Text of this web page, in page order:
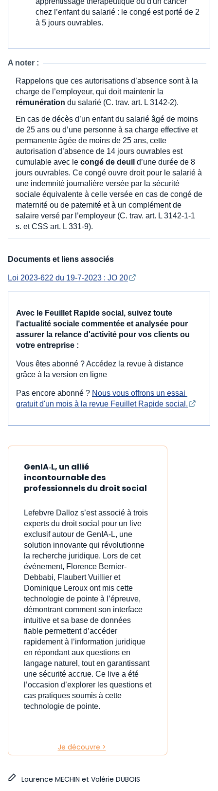
chez l’enfant du salarié : le congé est porté de 2
à 5 jours ouvrables.
A noter :
Rappelons que ces autorisations d’absence sont à la
charge de l’employeur, qui doit maintenir la
rémunération du salarié (C. trav. art. L 3142-2).
En cas de décès d’un enfant du salarié âgé de moins
de 25 ans ou d’une personne à sa charge effective et
permanente âgée de moins de 25 ans, cette
autorisation d’absence de 14 jours ouvrables est
cumulable avec le congé de deuil d’une durée de 8
jours ouvrables. Ce congé ouvre droit pour le salarié à
une indemnité journalière versée par la sécurité
sociale équivalente à celle versée en cas de congé de
maternité ou de paternité et à un complément de
salaire versé par l’employeur (C. trav. art. L 3142-1-1
s. et CSS art. L 331-9).
Documents et liens associés
Loi 2023-622 du 19-7-2023 : JO 20
Avec le Feuillet Rapide social, suivez toute
l'actualité sociale commentée et analysée pour
assurer la relance d'activité pour vos clients ou
votre entreprise :
Vous êtes abonné ? Accédez la revue à distance
grâce à la version en ligne
Pas encore abonné ? Nous vous offrons un essai
gratuit d'un mois à la revue Feuillet Rapide social.
GenIA‑L, un allié
incontournable des
professionnels du droit social
Lefebvre Dalloz s’est associé à trois
experts du droit social pour un live
exclusif autour de GenIA‑L, une
solution innovante qui révolutionne
la recherche juridique. Lors de cet
événement, Florence Bernier-
Debbabi, Flaubert Vuillier et
Dominique Leroux ont mis cette
technologie de pointe à l’épreuve,
démontrant comment son interface
intuitive et sa base de données
fiable permettent d’accéder
rapidement à l’information juridique
en répondant aux questions en
langage naturel, tout en garantissant
une sécurité accrue. Ce live a été
l’occasion d’explorer les questions et
cas pratiques soumis à cette
technologie de pointe.
Je découvre >
Laurence MECHIN et Valérie DUBOIS